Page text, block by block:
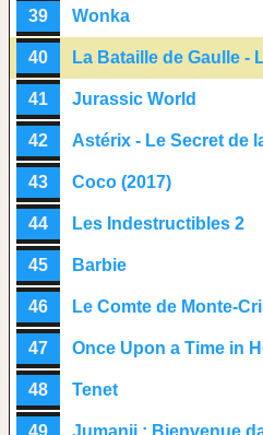
39 Wonka
40 La Bataille de Gaulle -
41 Jurassic World
42 Astérix - Le Secret de
43 Coco (2017)
44 Les Indestructibles 2
45 Barbie
46 Le Comte de Monte-
47 Once Upon a Time in
48 Tenet
49 Jumanji : Bienvenue